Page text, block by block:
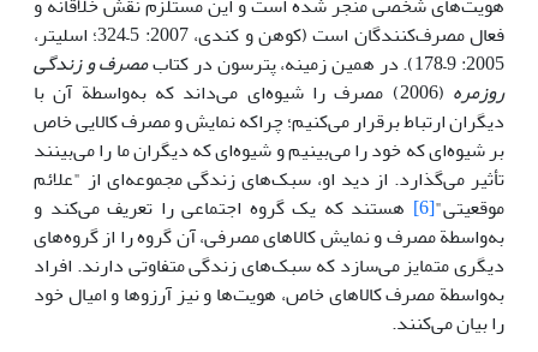
فعال مصرف‌کنندگان است (کوهن و کندی، 2007: 5–324؛ اسلیتر،
2005: 9–178). در همین زمینه، پترسون در کتاب
مصرف و زندگی
روزمره
(2006) مصرف را شیوه‌ای می‌داند که به‌واسطة آن با
دیگران ارتباط برقرار می‌کنیم؛ چراکه نمایش و مصرف کالایی خاص
بر شیوه‌ای که خود را می‌بینیم و شیوه‌ای که دیگران ما را می‌بینند
تأثیر می‌گذارد. از دید او، سبک‌های زندگی مجموعه‌ای از "علائم
موقعیتی"[6]
هستند که یک گروه اجتماعی را تعریف می‌کند و
به‌واسطة مصرف و نمایش کالا‌های مصرفی، آن گروه را از گروه‌های
دیگری متمایز می‌سازد که سبک‌های زندگی متفاوتی دارند. افراد
به‌واسطة مصرف کالاهای خاص، هویت‌ها و نیز آرزوها و امیال خود
را بیان می‌کنند.